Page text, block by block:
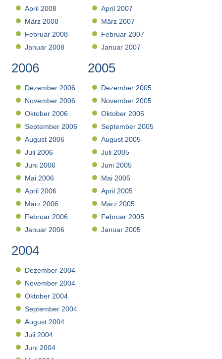
April 2008
März 2008
Februar 2008
Januar 2008
April 2007
März 2007
Februar 2007
Januar 2007
2006
Dezember 2006
November 2006
Oktober 2006
September 2006
August 2006
Juli 2006
Juni 2006
Mai 2006
April 2006
März 2006
Februar 2006
Januar 2006
2005
Dezember 2005
November 2005
Oktober 2005
September 2005
August 2005
Juli 2005
Juni 2005
Mai 2005
April 2005
März 2005
Februar 2005
Januar 2005
2004
Dezember 2004
November 2004
Oktober 2004
September 2004
August 2004
Juli 2004
Juni 2004